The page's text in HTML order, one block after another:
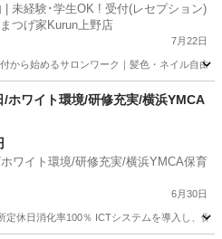
| 未経験･学生OK ! 受付(レセプション)
つげ家Kurun上野店
7月22日
から始めるサロンワーク｜髪色・ネイル自
/ホワイト環境/研修充実/横浜YMCA
ワイト環境/研修充実/横浜YMCA保育
6月30日
定休日消化率100％ ICTシステムを導入し、保